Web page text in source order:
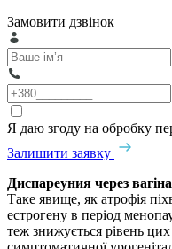
Замовити дзвінок
Я даю згоду на обробку
Залишити заявку
Диспареуния через
Таке явище, як атрофія
естрогену в період
теж знижується рівень